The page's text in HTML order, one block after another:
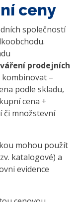
ceny
společností
prodejních
–
podle skladu,
cena +
či množstevní
mohou použít
katalogové) a
evidence